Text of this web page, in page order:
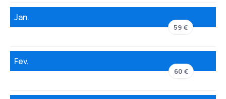
Jan.
59 €
Fev.
60 €